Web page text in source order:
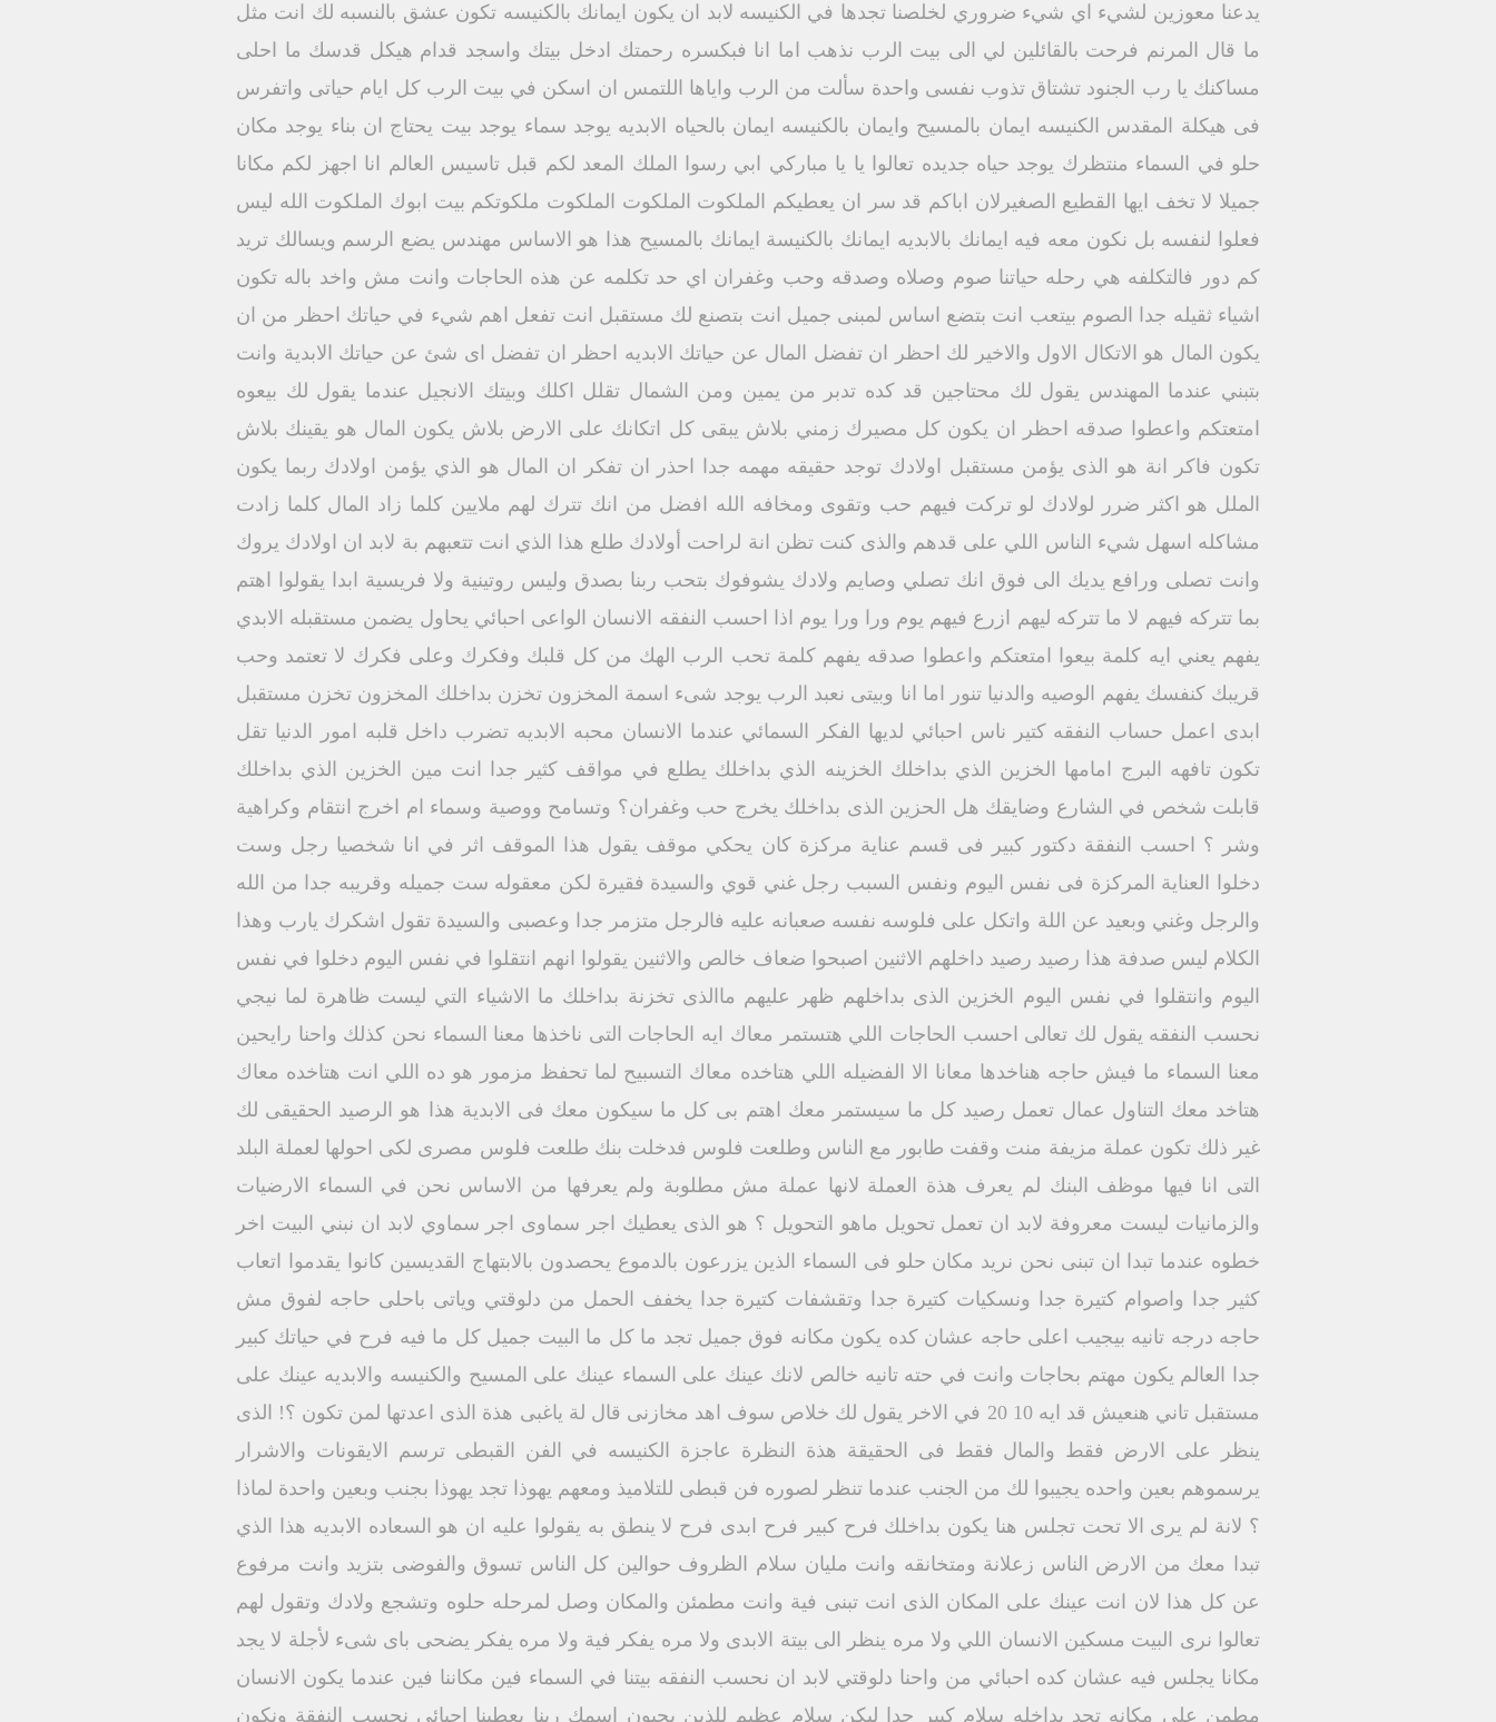
يدعنا معوزين لشيء اي شيء ضروري لخلصنا تجدها في الكنيسه لابد ان يكون ايمانك بالكنيسه تكون عشق بالنسبه لك انت مثل
ما قال المرنم فرحت بالقائلين لي الى بيت الرب نذهب اما انا فبكسره رحمتك ادخل بيتك واسجد قدام هيكل قدسك ما احلى
مساكنك يا رب الجنود تشتاق تذوب نفسى واحدة سألت من الرب واياها اللتمس ان اسكن في بيت الرب كل ايام حياتى واتفرس
فى هيكلة المقدس الكنيسه ايمان بالمسيح وايمان بالكنيسه ايمان بالحياه الابديه يوجد سماء يوجد بيت يحتاج ان بناء يوجد مكان
حلو في السماء منتظرك يوجد حياه جديده تعالوا يا يا مباركي ابي رسوا الملك المعد لكم قبل تاسيس العالم انا اجهز لكم مكانا
جميلا لا تخف ايها القطيع الصغيرلان اباكم قد سر ان يعطيكم الملكوت الملكوت الملكوت ملكوتكم بيت ابوك الملكوت الله ليس
فعلوا لنفسه بل نكون معه فيه ايمانك بالابديه ايمانك بالكنيسة ايمانك بالمسيح هذا هو الاساس مهندس يضع الرسم ويسالك تريد
كم دور فالتكلفه هي رحله حياتنا صوم وصلاه وصدقه وحب وغفران اي حد تكلمه عن هذه الحاجات وانت مش واخد باله تكون
اشياء ثقيله جدا الصوم بيتعب انت بتضع اساس لمبنى جميل انت بتصنع لك مستقبل انت تفعل اهم شيء في حياتك احظر من ان
يكون المال هو الاتكال الاول والاخير لك احظر ان تفضل المال عن حياتك الابديه احظر ان تفضل اى شئ عن حياتك الابدية وانت
بتبني عندما المهندس يقول لك محتاجين قد كده تدبر من يمين ومن الشمال تقلل اكلك وبيتك الانجيل عندما يقول لك بيعوه
امتعتكم واعطوا صدقه احظر ان يكون كل مصيرك زمني بلاش يبقى كل اتكانك على الارض بلاش يكون المال هو يقينك بلاش
تكون فاكر انة هو الذى يؤمن مستقبل اولادك توجد حقيقه مهمه جدا احذر ان تفكر ان المال هو الذي يؤمن اولادك ربما يكون
الملل هو اكثر ضرر لولادك لو تركت فيهم حب وتقوى ومخافه الله افضل من انك تترك لهم ملايين كلما زاد المال كلما زادت
مشاكله اسهل شيء الناس اللي على قدهم والذى كنت تظن انة لراحت أولادك طلع هذا الذي انت تتعبهم بة لابد ان اولادك يروك
وانت تصلى ورافع يديك الى فوق انك تصلي وصايم ولادك يشوفوك بتحب ربنا بصدق وليس روتينية ولا فريسية ابدا يقولوا اهتم
بما تتركه فيهم لا ما تتركه ليهم ازرع فيهم يوم ورا ورا يوم اذا احسب النفقه الانسان الواعى احبائي يحاول يضمن مستقبله الابدي
يفهم يعني ايه كلمة بيعوا امتعتكم واعطوا صدقه يفهم كلمة تحب الرب الهك من كل قلبك وفكرك وعلى فكرك لا تعتمد وحب
قريبك كنفسك يفهم الوصيه والدنيا تنور اما انا وبيتى نعبد الرب يوجد شىء اسمة المخزون تخزن بداخلك المخزون تخزن مستقبل
ابدى اعمل حساب النفقه كتير ناس احبائي لديها الفكر السمائي عندما الانسان محبه الابديه تضرب داخل قلبه امور الدنيا تقل
تكون تافهه البرج امامها الخزين الذي بداخلك الخزينه الذي بداخلك يطلع في مواقف كثير جدا انت مين الخزين الذي بداخلك
قابلت شخص في الشارع وضايقك هل الحزين الذى بداخلك يخرج حب وغفران؟ وتسامح ووصية وسماء ام اخرج انتقام وكراهية
وشر ؟ احسب النفقة دكتور كبير فى قسم عناية مركزة كان يحكي موقف يقول هذا الموقف اثر في انا شخصيا رجل وست
دخلوا العناية المركزة فى نفس اليوم ونفس السبب رجل غني قوي والسيدة فقيرة لكن معقوله ست جميله وقريبه جدا من الله
والرجل وغني وبعيد عن اللة واتكل على فلوسه نفسه صعبانه عليه فالرجل متزمر جدا وعصبى والسيدة تقول اشكرك يارب وهذا
الكلام ليس صدفة هذا رصيد رصيد داخلهم الاثنين اصبحوا ضعاف خالص والاثنين يقولوا انهم انتقلوا في نفس اليوم دخلوا في نفس
اليوم وانتقلوا في نفس اليوم الخزين الذى بداخلهم ظهر عليهم ماالذى تخزنة بداخلك ما الاشياء التي ليست ظاهرة لما نيجي
نحسب النفقه يقول لك تعالى احسب الحاجات اللي هتستمر معاك ايه الحاجات التى ناخذها معنا السماء نحن كذلك واحنا رايحين
معنا السماء ما فيش حاجه هناخدها معانا الا الفضيله اللي هتاخده معاك التسبيح لما تحفظ مزمور هو ده اللي انت هتاخده معاك
هتاخد معك التناول عمال تعمل رصيد كل ما سيستمر معك اهتم بى كل ما سيكون معك فى الابدية هذا هو الرصيد الحقيقى لك
غير ذلك تكون عملة مزيفة منت وقفت طابور مع الناس وطلعت فلوس فدخلت بنك طلعت فلوس مصرى لكى احولها لعملة البلد
التى انا فيها موظف البنك لم يعرف هذة العملة لانها عملة مش مطلوبة ولم يعرفها من الاساس نحن في السماء الارضيات
والزمانيات ليست معروفة لابد ان تعمل تحويل ماهو التحويل ؟ هو الذى يعطيك اجر سماوى اجر سماوي لابد ان نبني البيت اخر
خطوه عندما تبدا ان تبنى نحن نريد مكان حلو فى السماء الذين يزرعون بالدموع يحصدون بالابتهاج القديسين كانوا يقدموا اتعاب
كثير جدا واصوام كتيرة جدا ونسكيات كتيرة جدا وتقشفات كتيرة جدا يخفف الحمل من دلوقتي وياتى باحلى حاجه لفوق مش
حاجه درجه تانيه بيجيب اعلى حاجه عشان كده يكون مكانه فوق جميل تجد ما كل ما البيت جميل كل ما فيه فرح في حياتك كبير
جدا العالم يكون مهتم بحاجات وانت في حته تانيه خالص لانك عينك على السماء عينك على المسيح والكنيسه والابديه عينك على
مستقبل تاني هنعيش قد ايه 10 20 في الاخر يقول لك خلاص سوف اهد مخازنى قال لة ياغبى هذة الذى اعدتها لمن تكون ؟! الذى
ينظر على الارض فقط والمال فقط فى الحقيقة هذة النظرة عاجزة الكنيسه في الفن القبطى ترسم الايقونات والاشرار
يرسموهم بعين واحده يجيبوا لك من الجنب عندما تنظر لصوره فن قبطى للتلاميذ ومعهم يهوذا تجد يهوذا بجنب وبعين واحدة لماذا
؟ لانة لم يرى الا تحت تجلس هنا يكون بداخلك فرح كبير فرح ابدى فرح لا ينطق به يقولوا عليه ان هو السعاده الابديه هذا الذي
تبدا معك من الارض الناس زعلانة ومتخانقه وانت مليان سلام الظروف حوالين كل الناس تسوق والفوضى بتزيد وانت مرفوع
عن كل هذا لان انت عينك على المكان الذى انت تبنى فية وانت مطمئن والمكان وصل لمرحله حلوه وتشجع ولادك وتقول لهم
تعالوا نرى البيت مسكين الانسان اللي ولا مره ينظر الى بيتة الابدى ولا مره يفكر فية ولا مره يفكر يضحى باى شىء لأجلة لا يجد
مكانا يجلس فيه عشان كده احبائي من واحنا دلوقتي لابد ان نحسب النفقه بيتنا في السماء فين مكاننا فين عندما يكون الانسان
مطمن على مكانه تجد بداخله سلام كبير جدا ليكن سلام عظيم للذين يحبون اسمك ربنا يعطينا احبائي نحسب النفقة ونكون